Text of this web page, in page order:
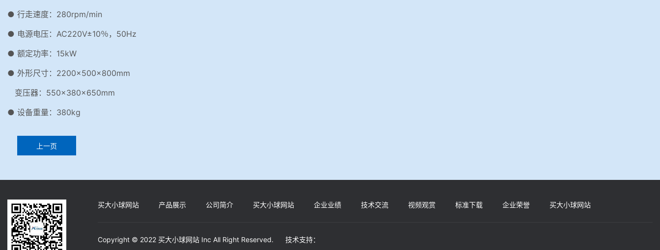
● 行走速度：280rpm/min
● 电源电压：AC220V±10％，50Hz
● 额定功率：15kW
● 外形尺寸：2200×500×800mm
变压器：550×380×650mm
● 设备重量：380kg
上一页
买大小球网站 产品展示 公司简介 买大小球网站 企业业绩 技术交流 视频观赏 标准下载 企业荣誉 买大小球网站
Copyright © 2022 买大小球网站 Inc All Right Reserved. 技术支持：